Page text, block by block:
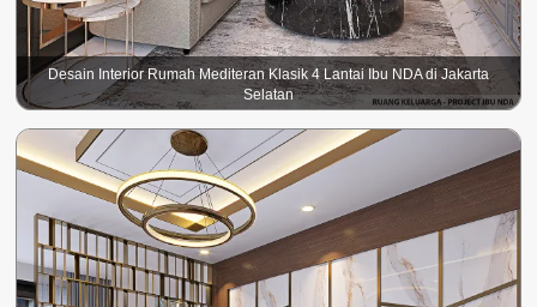
Desain Interior Rumah Mediteran Klasik 4 Lantai Ibu NDA di Jakarta
Selatan